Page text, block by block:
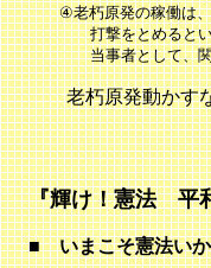
④老朽原発の稼働は、国
打撃をとめるという
当事者として、関電
老朽原発動かすな
『輝け！憲法 平
■ いまこそ憲法